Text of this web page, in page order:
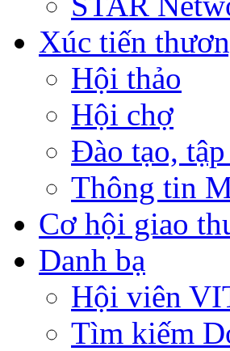
Xúc tiến
Hội thảo
Hội chợ
Đào tạo,
Thông tin
Cơ hội giao
Danh bạ
Hội viên
Tìm kiếm